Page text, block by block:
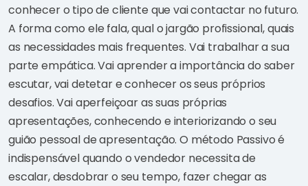
conhecer o tipo de cliente que vai contactar no futuro.
A forma como ele fala, qual o jargão profissional, quais
as necessidades mais frequentes. Vai trabalhar a sua
parte empática. Vai aprender a importância do saber
escutar, vai detetar e conhecer os seus próprios
desafios. Vai aperfeiçoar as suas próprias
apresentações, conhecendo e interiorizando o seu
guião pessoal de apresentação. O método Passivo é
indispensável quando o vendedor necessita de
escalar, desdobrar o seu tempo, fazer chegar as